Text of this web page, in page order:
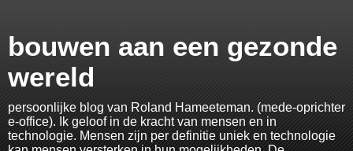
bouwen aan een gezonde
wereld
persoonlijke blog van Roland Hameeteman. (mede-oprichter
e-office). Ik geloof in de kracht van mensen en in
technologie. Mensen zijn per definitie uniek en technologie